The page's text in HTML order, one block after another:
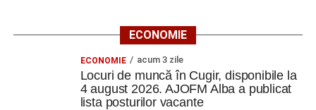
ECONOMIE
ECONOMIE acum 3 zile
Locuri de muncă în Cugir, disponibile la
4 august 2026. AJOFM Alba a publicat
lista posturilor vacante